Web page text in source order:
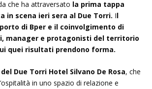
che ha attraversato la prima tappa
in scena ieri sera al Due Torri. Il
di Bper e il coinvolgimento di
manager e protagonisti del territorio
quei risultati prendono forma.
Due Torri Hotel Silvano De Rosa, che
in uno spazio di relazione e